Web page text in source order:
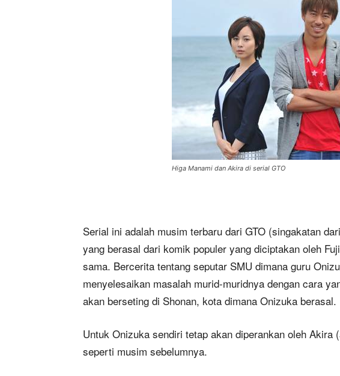
Higa Manami dan Akira di serial GTO
Serial ini adalah musim terbaru dari GTO (singakatan
yang berasal dari komik populer yang diciptakan oleh
sama. Bercerita tentang seputar SMU dimana guru
menyelesaikan masalah murid-muridnya dengan cara
akan berseting di Shonan, kota dimana Onizuka berasal.
Untuk Onizuka sendiri tetap akan diperankan oleh Akira
seperti musim sebelumnya.